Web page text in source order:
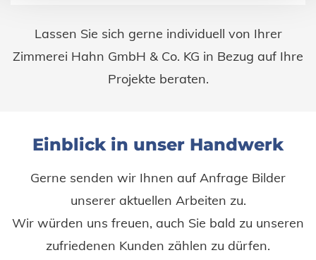
Lassen Sie sich gerne individuell von Ihrer
Zimmerei Hahn GmbH & Co. KG in Bezug auf Ihre
Projekte beraten.
Einblick in unser Handwerk
Gerne senden wir Ihnen auf Anfrage Bilder
unserer aktuellen Arbeiten zu.
Wir würden uns freuen, auch Sie bald zu unseren
zufriedenen Kunden zählen zu dürfen.